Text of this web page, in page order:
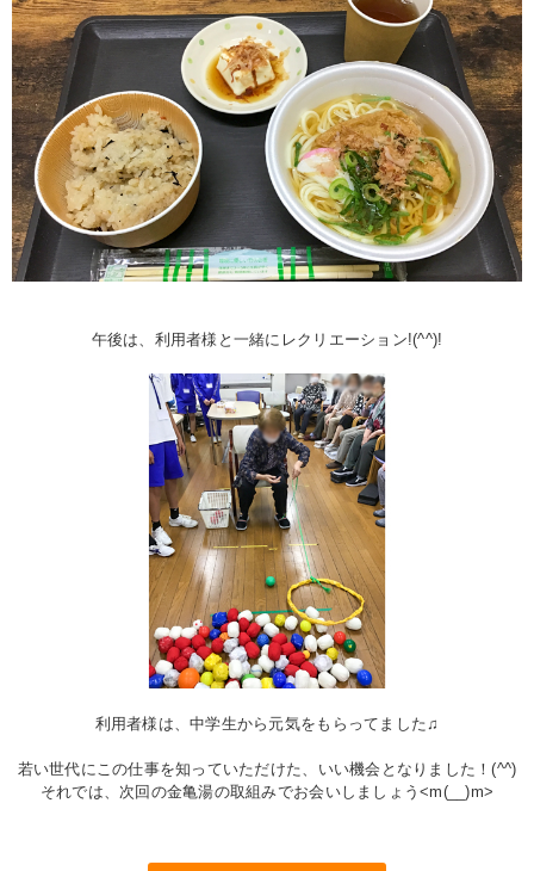
午後は、利用者様と一緒にレクリエーション!(^^)!
利用者様は、中学生から元気をもらってました♫
若い世代にこの仕事を知っていただけた、いい機会となりました！(^^)
それでは、次回の金亀湯の取組みでお会いしましょう<m(__)m>